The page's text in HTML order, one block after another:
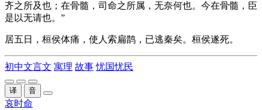
齐之所及也；在骨髓，司命之所属，无奈何也。今在骨髓，臣
是以无请也。”
居五日，桓侯体痛，使人索扁鹊，已逃秦矣。桓侯遂死。
初中文言文 寓理 故事 忧国忧民
译 音
哀时命